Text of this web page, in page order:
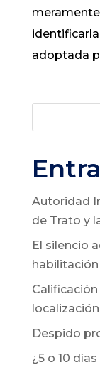
adoptada
Autoridad
de Trato y
El silencio
Despido
¿5 o 10